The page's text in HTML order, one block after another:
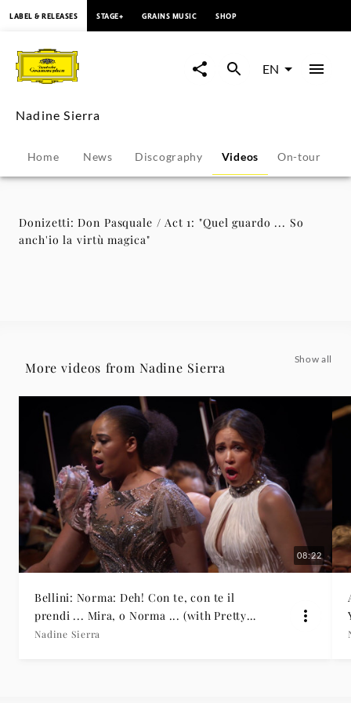
Donizetti:
Don
Pasquale
Act
1:
So
anch'io
virtù
magica"
Nadine
Sierra
LABEL & RELEASES STAGE+ GRAINS MUSIC SHOP
EN
Nadine Sierra
Home News Discography Videos On-tour
Donizetti: Don Pasquale / Act 1: "Quel guardo ... So
anch'io la virtù magica"
More videos from Nadine Sierra
Show all
08:22
Bellini: Norma: Deh! Con te, con te il
prendi ... Mira, o Norma ... (with Pretty
Yende)
Nadine Sierra